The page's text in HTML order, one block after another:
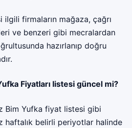
ilgili firmaların mağaza, çağrı
ve benzeri gibi mecralardan
hazırlanıp doğru
Fiyatları listesi güncel mi?
Bim Yufka fiyat listesi gibi
haftalık belirli periyotlar halinde